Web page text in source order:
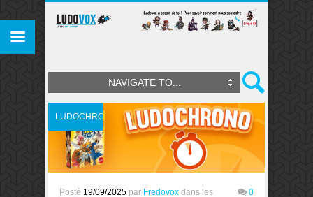
NAVIGATE TO...
LUDOCHRONO
Posté 19/09/2025 par Fredovox dans les
0